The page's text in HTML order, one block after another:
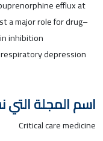
efflux at
a major role for drug–
inhibition
respiratorydepression
اسم المجلة التي
Critical care medicine